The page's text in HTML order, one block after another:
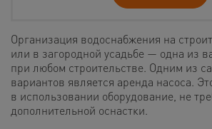
Организация водоснабжения на
или в загородной усадьбе — одна из
при любом строительстве. Одним из
вариантов является аренда насоса.
в использовании оборудование, не
дополнительной оснастки.